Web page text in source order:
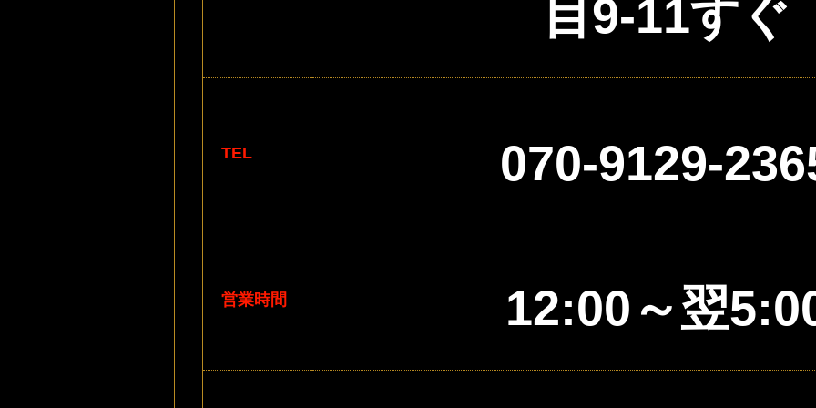
目9-11すぐ
TEL 070-9129-
営業時間 12:00～翌